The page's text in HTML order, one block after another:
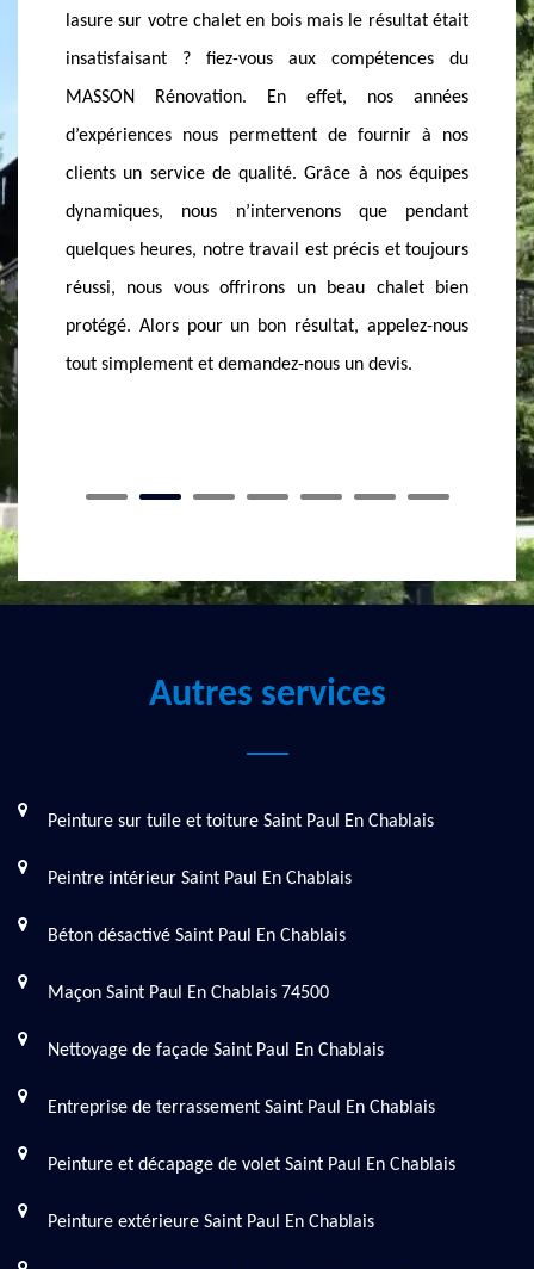
à nos
bien
nous
Trouver un professionnel pour l’application de
lasure n’est pas une chose aisée. En fait, nombreux
se déclarent être compétents mais peu d’entre eux
sont capables de vous offrir un résultat impeccable
et satisfaisant. Si votre chalet est installé dans la
ville de Saint Paul En Chablais, faites appel à
MASSON Rénovation. Nous disposons toutes les
maitrises et les techniques essentielles en
application de lasure, alors contactez-nous tout
simplement. Nous vous offrons un tarif abordable et
en
chalet
lui
vous
vous
notre
Autres services
Peinture sur tuile et toiture Saint Paul En Chablais
Peintre intérieur Saint Paul En Chablais
Béton désactivé Saint Paul En Chablais
Maçon Saint Paul En Chablais 74500
Nettoyage de façade Saint Paul En Chablais
Entreprise de terrassement Saint Paul En Chablais
Peinture et décapage de volet Saint Paul En Chablais
Peinture extérieure Saint Paul En Chablais